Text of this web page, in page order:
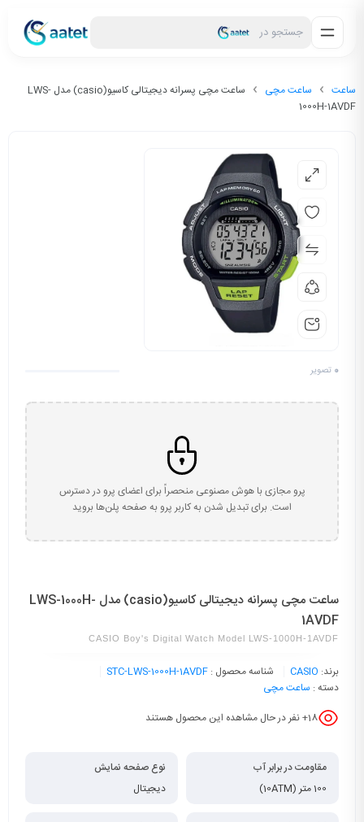
جستجو در
ساعت ساعت مچی
ساعت مچی پسرانه دیجیتالی کاسیو(casio) مدل LWS-
1000H-1AVDF
0 تصویر
پرو مجازی با هوش مصنوعی منحصراً برای اعضای پرو در دسترس
است. برای تبدیل شدن به کاربر پرو به صفحه پلن‌ها بروید
ساعت مچی پسرانه دیجیتالی کاسیو(casio) مدل LWS-1000H-
1AVDF
CASIO Boy's Digital Watch Model LWS-1000H-1AVDF
برند: CASIO شناسه محصول : STC-LWS-1000H-1AVDF
دسته : ساعت مچی
18+ نفر در حال مشاهده این محصول هستند
مقاومت در برابر آب
100 متر (10ATM)
نوع صفحه نمایش
دیجیتال